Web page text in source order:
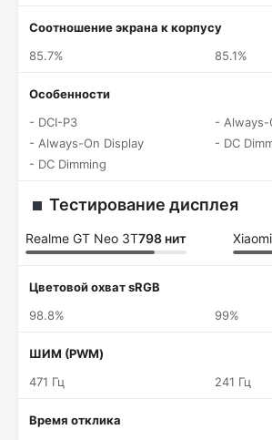
Соотношение экрана к корпусу
85.7%
85.1%
Особенности
- DCI-P3
- Always-On Display
- DC Dimming
- Always-
- DC
Тестирование дисплея
Realme GT Neo 3T798 нит
Цветовой охват sRGB
98.8%
99%
ШИМ (PWM)
471 Гц
241 Гц
Время отклика